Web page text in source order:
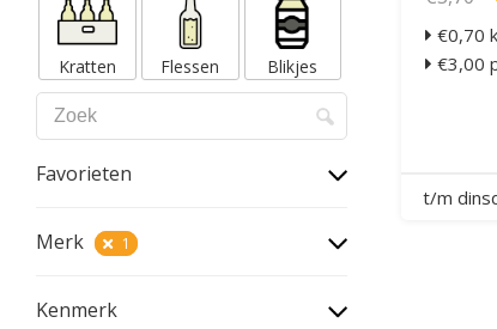
Kratten Flessen Blikjes
Favorieten
Merk 1
Kenmerk
€0,70
€3,00
t/m